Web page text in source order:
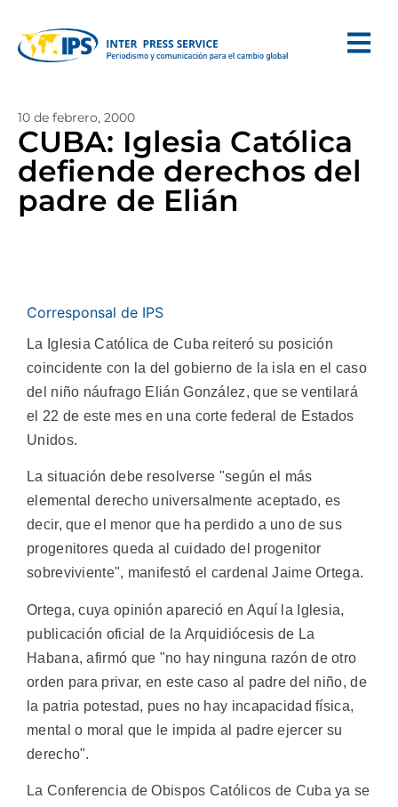
10 de febrero, 2000
CUBA: Iglesia Católica
defiende derechos del
padre de Elián
Corresponsal de IPS
La Iglesia Católica de Cuba reiteró su posición
coincidente con la del gobierno de la isla en el caso
del niño náufrago Elián González, que se ventilará
el 22 de este mes en una corte federal de Estados
Unidos.
La situación debe resolverse "según el más
elemental derecho universalmente aceptado, es
decir, que el menor que ha perdido a uno de sus
progenitores queda al cuidado del progenitor
sobreviviente", manifestó el cardenal Jaime Ortega.
Ortega, cuya opinión apareció en Aquí la Iglesia,
publicación oficial de la Arquidiócesis de La
Habana, afirmó que "no hay ninguna razón de otro
orden para privar, en este caso al padre del niño, de
la patria potestad, pues no hay incapacidad física,
mental o moral que le impida al padre ejercer su
derecho".
La Conferencia de Obispos Católicos de Cuba ya se